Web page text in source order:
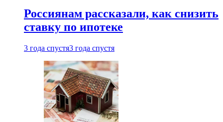
Россиянам рассказали, как снизить
ставку по ипотеке
3 года спустя3 года спустя